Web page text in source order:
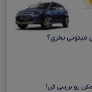
میتونی بخری؟
رو بررسی کن!